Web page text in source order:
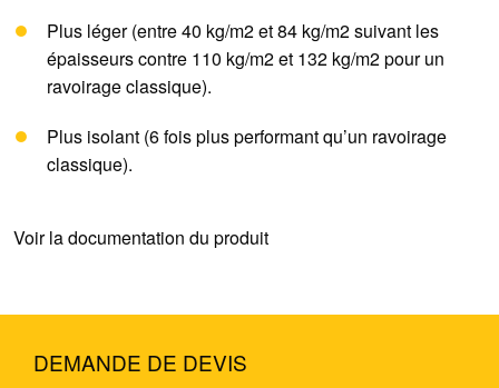
Plus léger (entre 40 kg/m2 et 84 kg/m2 suivant les
épaisseurs contre 110 kg/m2 et 132 kg/m2 pour un
ravoirage classique).
Plus isolant (6 fois plus performant qu’un ravoirage
classique).
Voir la documentation du produit
DEMANDE DE DEVIS